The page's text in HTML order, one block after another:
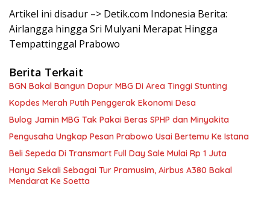
Artikel ini disadur –> Detik.com Indonesia Berita:
Airlangga hingga Sri Mulyani Merapat Hingga
Tempattinggal Prabowo
Berita Terkait
BGN Bakal Bangun Dapur MBG Di Area Tinggi Stunting
Kopdes Merah Putih Penggerak Ekonomi Desa
Bulog Jamin MBG Tak Pakai Beras SPHP dan Minyakita
Pengusaha Ungkap Pesan Prabowo Usai Bertemu Ke Istana
Beli Sepeda Di Transmart Full Day Sale Mulai Rp 1 Juta
Hanya Sekali Sebagai Tur Pramusim, Airbus A380 Bakal
Mendarat Ke Soetta